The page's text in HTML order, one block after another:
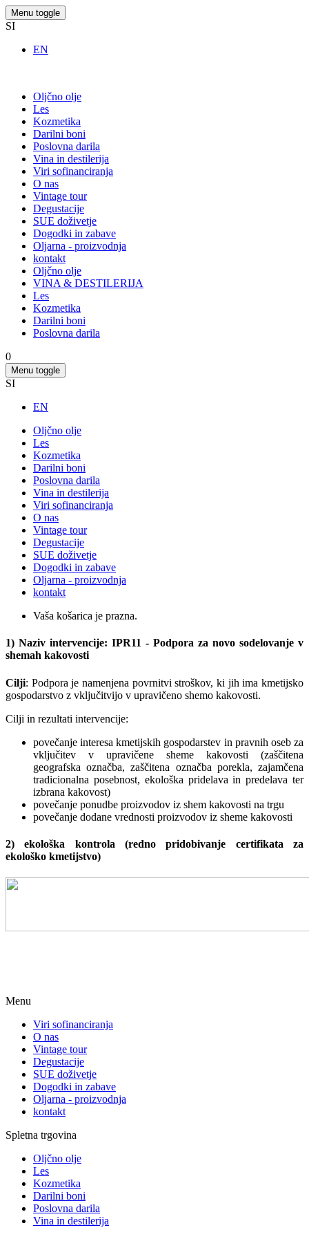
Menu toggle
SI
EN
Oljčno olje
Les
Kozmetika
Darilni boni
Poslovna darila
Vina in destilerija
Viri sofinanciranja
O nas
Vintage tour
Degustacije
SUE doživetje
Dogodki in zabave
Oljarna - proizvodnja
kontakt
Oljčno olje
VINA & DESTILERIJA
Les
Kozmetika
Darilni boni
Poslovna darila
0
Menu toggle
SI
EN
Oljčno olje
Les
Kozmetika
Darilni boni
Poslovna darila
Vina in destilerija
Viri sofinanciranja
O nas
Vintage tour
Degustacije
SUE doživetje
Dogodki in zabave
Oljarna - proizvodnja
kontakt
Vaša košarica je prazna.
1) Naziv intervencije: IPR11 - Podpora za novo sodelovanje v
shemah kakovosti
Cilji: Podpora je namenjena povrnitvi stroškov, ki jih ima kmetijsko
gospodarstvo z vključitvijo v upravičeno shemo kakovosti.
Cilji in rezultati intervencije:
povečanje interesa kmetijskih gospodarstev in pravnih oseb za
vključitev v upravičene sheme kakovosti (zaščitena
geografska označba, zaščitena označba porekla, zajamčena
tradicionalna posebnost, ekološka pridelava in predelava ter
izbrana kakovost)
povečanje ponudbe proizvodov iz shem kakovosti na trgu
povečanje dodane vrednosti proizvodov iz sheme kakovosti
2) ekološka kontrola (redno pridobivanje certifikata za
ekološko kmetijstvo)
Menu
Viri sofinanciranja
O nas
Vintage tour
Degustacije
SUE doživetje
Dogodki in zabave
Oljarna - proizvodnja
kontakt
Spletna trgovina
Oljčno olje
Les
Kozmetika
Darilni boni
Poslovna darila
Vina in destilerija